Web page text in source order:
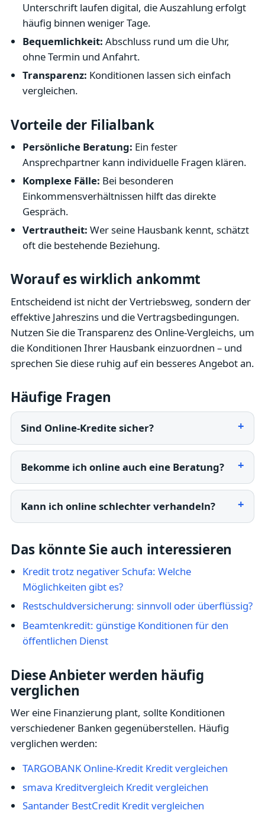
Unterschrift laufen digital, die Auszahlung erfolgt
häufig binnen weniger Tage.
Bequemlichkeit: Abschluss rund um die Uhr,
ohne Termin und Anfahrt.
Transparenz: Konditionen lassen sich einfach
vergleichen.
Vorteile der Filialbank
Persönliche Beratung: Ein fester
Ansprechpartner kann individuelle Fragen klären.
Komplexe Fälle: Bei besonderen
Einkommensverhältnissen hilft das direkte
Gespräch.
Vertrautheit: Wer seine Hausbank kennt, schätzt
oft die bestehende Beziehung.
Worauf es wirklich ankommt
Entscheidend ist nicht der Vertriebsweg, sondern der
effektive Jahreszins und die Vertragsbedingungen.
Nutzen Sie die Transparenz des Online-Vergleichs, um
die Konditionen Ihrer Hausbank einzuordnen – und
sprechen Sie diese ruhig auf ein besseres Angebot an.
Häufige Fragen
Sind Online-Kredite sicher?
Bekomme ich online auch eine Beratung?
Kann ich online schlechter verhandeln?
Das könnte Sie auch interessieren
Kredit trotz negativer Schufa: Welche
Möglichkeiten gibt es?
Restschuldversicherung: sinnvoll oder überflüssig?
Beamtenkredit: günstige Konditionen für den
öffentlichen Dienst
Diese Anbieter werden häufig
verglichen
Wer eine Finanzierung plant, sollte Konditionen
verschiedener Banken gegenüberstellen. Häufig
verglichen werden:
TARGOBANK Online-Kredit Kredit vergleichen
smava Kreditvergleich Kredit vergleichen
Santander BestCredit Kredit vergleichen